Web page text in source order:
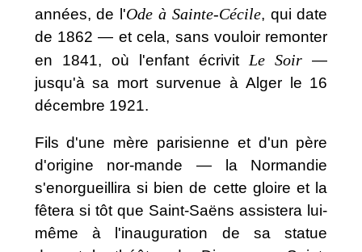
années, de l'Ode à Sainte-Cécile, qui date
de 1862 — et cela, sans vouloir remonter
en 1841, où l'enfant écrivit Le Soir —
jusqu'à sa mort survenue à Alger le 16
décembre 1921.
Fils d'une mère parisienne et d'un père
d'origine nor-mande — la Normandie
s'enorgueillira si bien de cette gloire et la
fêtera si tôt que Saint-Saëns assistera lui-
même à l'inauguration de sa statue